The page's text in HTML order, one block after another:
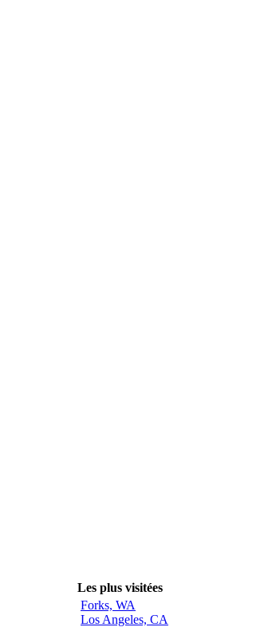
Les plus visitées
Forks, WA
Los Angeles, CA